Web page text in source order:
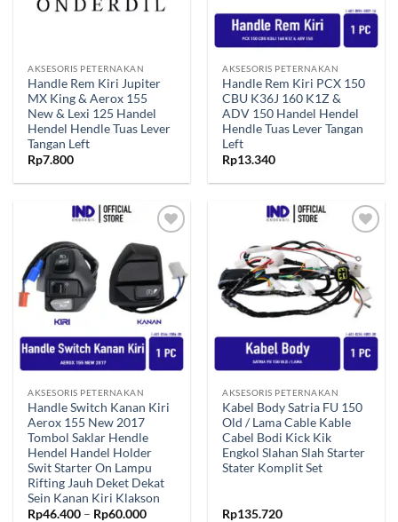
AKSESORIS PETERNAKAN
Handle Rem Kiri Jupiter
MX King & Aerox 155
New & Lexi 125 Handel
Hendel Hendle Tuas Lever
Tangan Left
Rp7.800
AKSESORIS PETERNAKAN
Handle Rem Kiri PCX 150
CBU K36J 160 K1Z &
ADV 150 Handel Hendel
Hendle Tuas Lever Tangan
Left
Rp13.340
Tambahkan
ke Wishlist
AKSESORIS PETERNAKAN
Handle Switch Kanan Kiri
Aerox 155 New 2017
Tombol Saklar Hendle
Hendel Handel Holder
Swit Starter On Lampu
Rifting Jauh Deket Dekat
Sein Kanan Kiri Klakson
Rp46.400 – Rp60.000Rentang
Tambahkan
ke Wishlist
AKSESORIS PETERNAKAN
Kabel Body Satria FU 150
Old / Lama Cable Kable
Cabel Bodi Kick Kik
Engkol Slahan Slah Starter
Stater Komplit Set
Rp135.720